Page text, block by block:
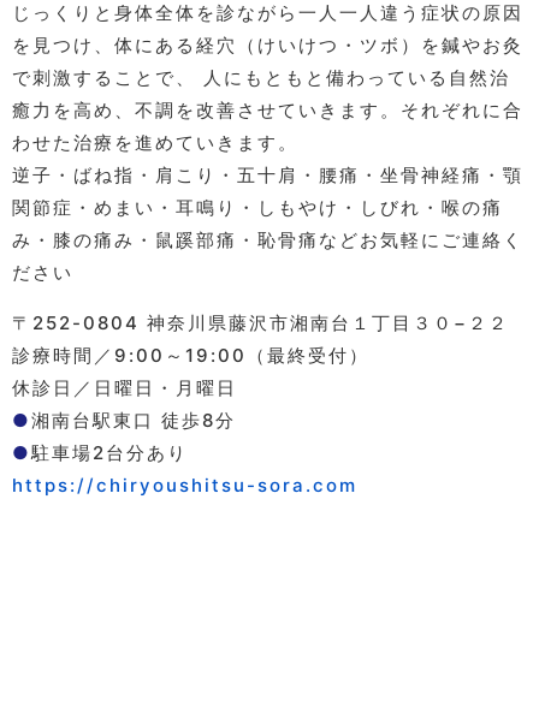
じっくりと身体全体を診ながら一人一人違う症状の原因
を見つけ、体にある経穴（けいけつ・ツボ）を鍼やお灸
で刺激することで、 人にもともと備わっている自然治
癒力を高め、不調を改善させていきます。それぞれに合
わせた治療を進めていきます。
逆子・ばね指・肩こり・五十肩・腰痛・坐骨神経痛・顎
関節症・めまい・耳鳴り・しもやけ・しびれ・喉の痛
み・膝の痛み・鼠蹊部痛・恥骨痛などお気軽にご連絡く
ださい
〒252-0804 神奈川県藤沢市湘南台１丁目３０−２２
診療時間／9:00～19:00（最終受付）
休診日／日曜日・月曜日
●湘南台駅東口 徒歩8分
●駐車場2台分あり
https://chiryoushitsu-sora.com